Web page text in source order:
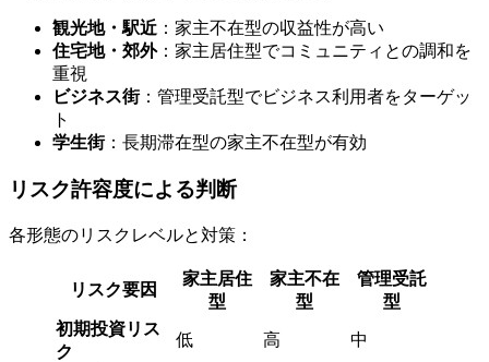
観光地・駅近 ：家主不在型の収益性が高い
住宅地・郊外：家主居住型でコミュニティとの調和を
重視
ビジネス街：管理受託型でビジネス利用者をターゲッ
ト
学生街：長期滞在型の家主不在型が有効
リスク許容度による判断
各形態のリスクレベルと対策：
リスク要因
家主居住
型
家主不在
型
管理受託
型
初期投資リス
ク
低 高 中